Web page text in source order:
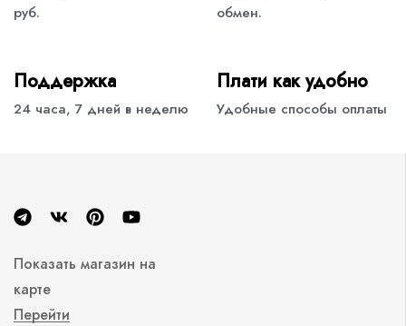
руб.
обмен.
Поддержка
24 часа, 7 дней в неделю
Плати как удобно
Удобные способы оплаты
Показать магазин на
карте
Перейти